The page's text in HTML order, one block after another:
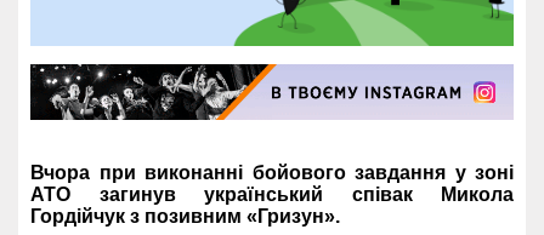
Вчора при виконанні бойового завдання у зоні
АТО загинув український співак Микола
Гордійчук з позивним «Гризун».